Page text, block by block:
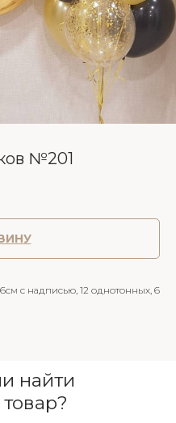
№201
с надписью, 12 однотонных, 6
найти